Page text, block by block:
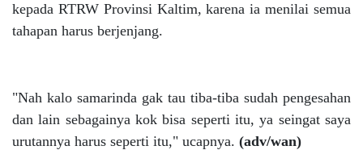
kepada RTRW Provinsi Kaltim, karena ia menilai semua
tahapan harus berjenjang.
"Nah kalo samarinda gak tau tiba-tiba sudah pengesahan
dan lain sebagainya kok bisa seperti itu, ya seingat saya
urutannya harus seperti itu," ucapnya. (adv/wan)